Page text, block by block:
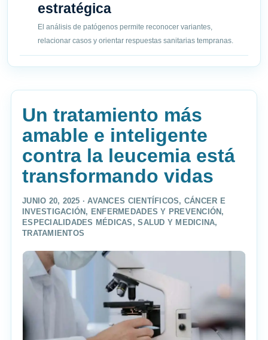
estratégica
El análisis de patógenos permite reconocer variantes,
relacionar casos y orientar respuestas sanitarias tempranas.
Un tratamiento más
amable e inteligente
contra la leucemia está
transformando vidas
JUNIO 20, 2025 ·AVANCES CIENTÍFICOS, CÁNCER E
INVESTIGACIÓN , ENFERMEDADES Y PREVENCIÓN ,
ESPECIALIDADES MÉDICAS ,SALUD Y MEDICINA,
TRATAMIENTOS